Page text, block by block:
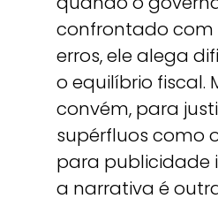
confrontado com
erros, ele alega
o equilíbrio fiscal.
convém, para
supérfluos como
para publicidade
a narrativa é